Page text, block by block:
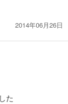
試し読み
2014年06月26日
た